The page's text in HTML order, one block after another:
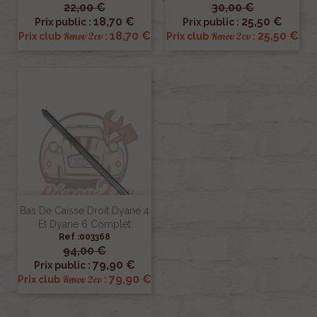
22,00 €
Prix public : 18,70 €
Prix club Renov 2cv : 18,70 €
30,00 €
Prix public : 25,50 €
Prix club Renov 2cv : 25,50 €
Bas De Caisse Droit Dyane 4
Et Dyane 6 Complet
Ref :003368
94,00 €
Prix public : 79,90 €
Prix club Renov 2cv : 79,90 €